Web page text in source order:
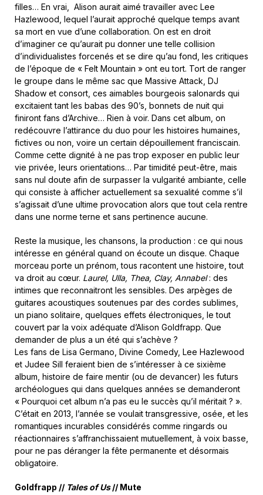
filles… En vrai, Alison aurait aimé travailler avec Lee
Hazlewood, lequel l’aurait approché quelque temps avant
sa mort en vue d’une collaboration. On est en droit
d’imaginer ce qu’aurait pu donner une telle collision
d’individualistes forcenés et se dire qu’au fond, les critiques
de l’époque de « Felt Mountain » ont eu tort. Tort de ranger
le groupe dans le même sac que Massive Attack, DJ
Shadow et consort, ces aimables bourgeois salonards qui
excitaient tant les babas des 90’s, bonnets de nuit qui
finiront fans d’Archive… Rien à voir. Dans cet album, on
redécouvre l’attirance du duo pour les histoires humaines,
fictives ou non, voire un certain dépouillement franciscain.
Comme cette dignité à ne pas trop exposer en public leur
vie privée, leurs orientations… Par timidité peut-être, mais
sans nul doute afin de surpasser la vulgarité ambiante, celle
qui consiste à afficher actuellement sa sexualité comme s’il
s’agissait d’une ultime provocation alors que tout cela rentre
dans une norme terne et sans pertinence aucune.
Reste la musique, les chansons, la production : ce qui nous
intéresse en général quand on écoute un disque. Chaque
morceau porte un prénom, tous racontent une histoire, tout
va droit au cœur. Laurel, Ulla, Thea, Clay, Annabel: des
intimes que reconnaitront les sensibles. Des arpèges de
guitares acoustiques soutenues par des cordes sublimes,
un piano solitaire, quelques effets électroniques, le tout
couvert par la voix adéquate d’Alison Goldfrapp. Que
demander de plus a un été qui s’achève ?
Les fans de Lisa Germano, Divine Comedy, Lee Hazlewood
et Judee Sill feraient bien de s’intéresser à ce sixième
album, histoire de faire mentir (ou de devancer) les futurs
archéologues qui dans quelques années se demanderont
« Pourquoi cet album n’a pas eu le succès qu’il méritait ? ».
C’était en 2013, l’année se voulait transgressive, osée, et les
romantiques incurables considérés comme ringards ou
réactionnaires s’affranchissaient mutuellement, à voix basse,
pour ne pas déranger la fête permanente et désormais
obligatoire.
Goldfrapp // Tales of Us// Mute